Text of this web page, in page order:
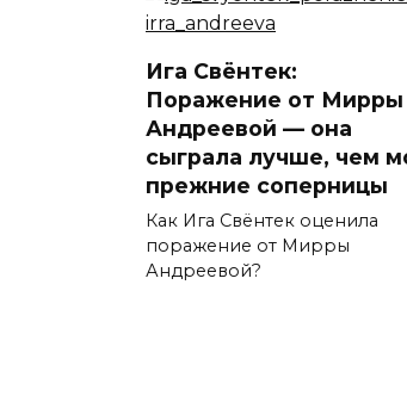
Ига Свёнтек:
Поражение от Мирры
Андреевой — она
сыграла лучше, чем
прежние соперницы
Как Ига Свёнтек оценила
поражение от Мирры
Андреевой?